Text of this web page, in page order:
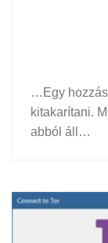
…Egy
kitakarítani.
abból áll…